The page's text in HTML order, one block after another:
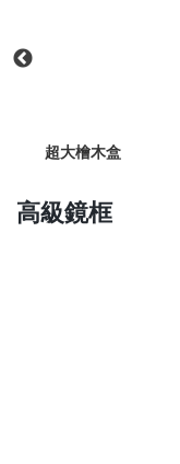
超大檜木盒
高級鏡框